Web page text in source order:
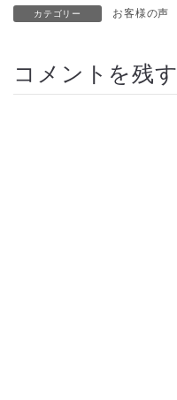
カテゴリー お客様の声
コメントを残す